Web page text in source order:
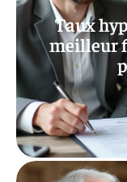
Taux
meilleur